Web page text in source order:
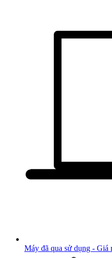
Máy đã qua sử dụng - Giá